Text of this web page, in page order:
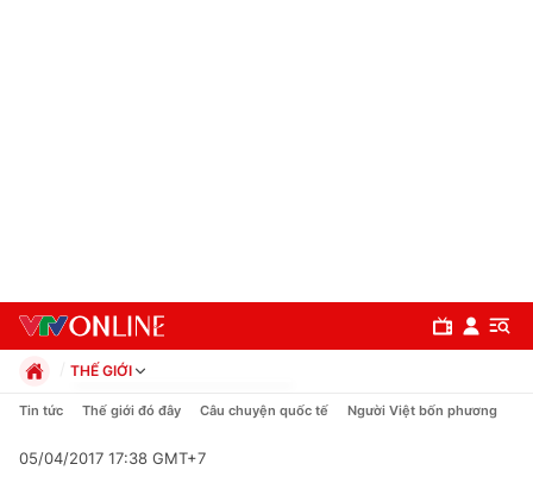
THẾ GIỚI
Chính trị
Pháp luật
Tin tức Thế giới đó đây Câu chuyện quốc tế Người Việt bốn phương
05/04/2017 17:38 GMT+7